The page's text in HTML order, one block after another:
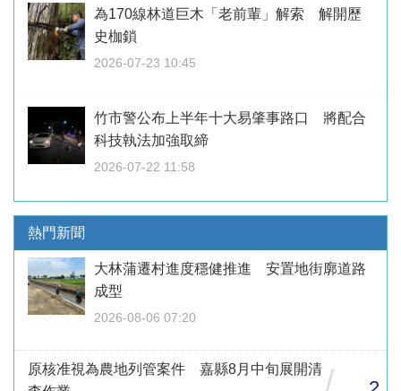
為170線林道巨木「老前輩」解索 解開歷
史枷鎖
2026-07-23 10:45
竹市警公布上半年十大易肇事路口 將配合
科技執法加強取締
2026-07-22 11:58
熱門新聞
大林蒲遷村進度穩健推進 安置地街廓道路
成型
2026-08-06 07:20
原核准視為農地列管案件 嘉縣8月中旬展開清 /